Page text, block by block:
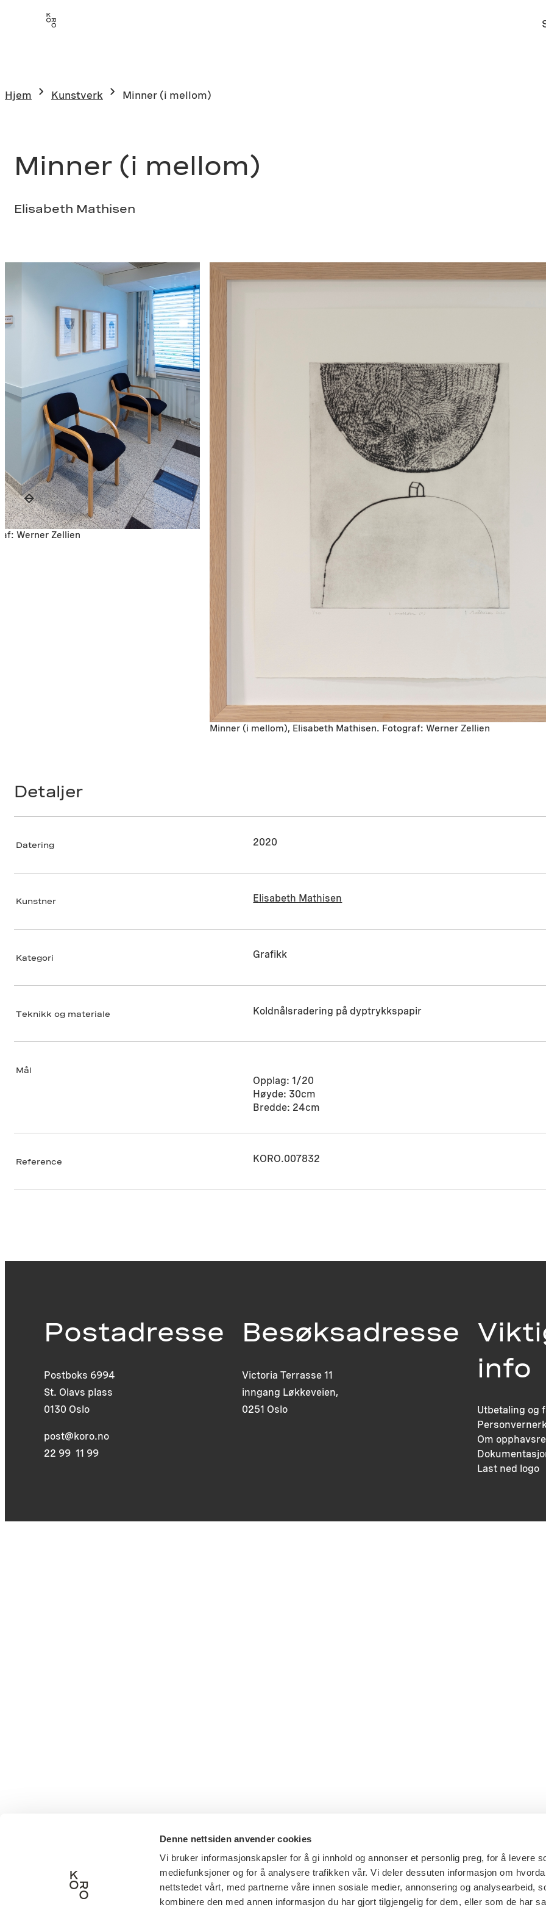
Denne nettsiden anvender cookies
Vi bruker informasjonskapsler for å gi innhold og annonser et personlig preg, for å levere
mediefunksjoner og for å analysere trafikken vår. Vi deler dessuten informasjon om
nettstedet vårt, med partnerne våre innen sosiale medier, annonsering og analysearbeid,
kombinere den med annen informasjon du har gjort tilgjengelig for dem, eller som de har
Hjem Kunstverk Minner (i mellom)
Minner (i mellom)
Elisabeth Mathisen
Werner Zellien
Minner (i mellom), Elisabeth Mathisen. Fotograf: Werner Zellien
Detaljer
Datering 2020
Kunstner Elisabeth Mathisen
Kategori Grafikk
Teknikk og materiale Koldnålsradering på dyptrykkspapir
Mål
Opplag: 1/20
Høyde: 30cm
Bredde: 24cm
Reference KORO.007832
Postadresse
Postboks 6994
St. Olavs plass
0130 Oslo
post@koro.no
22 99 11 99
Besøksadresse
Victoria Terrasse 11
inngang Løkkeveien,
0251 Oslo
info
Utbetaling og
Om
Last ned logo